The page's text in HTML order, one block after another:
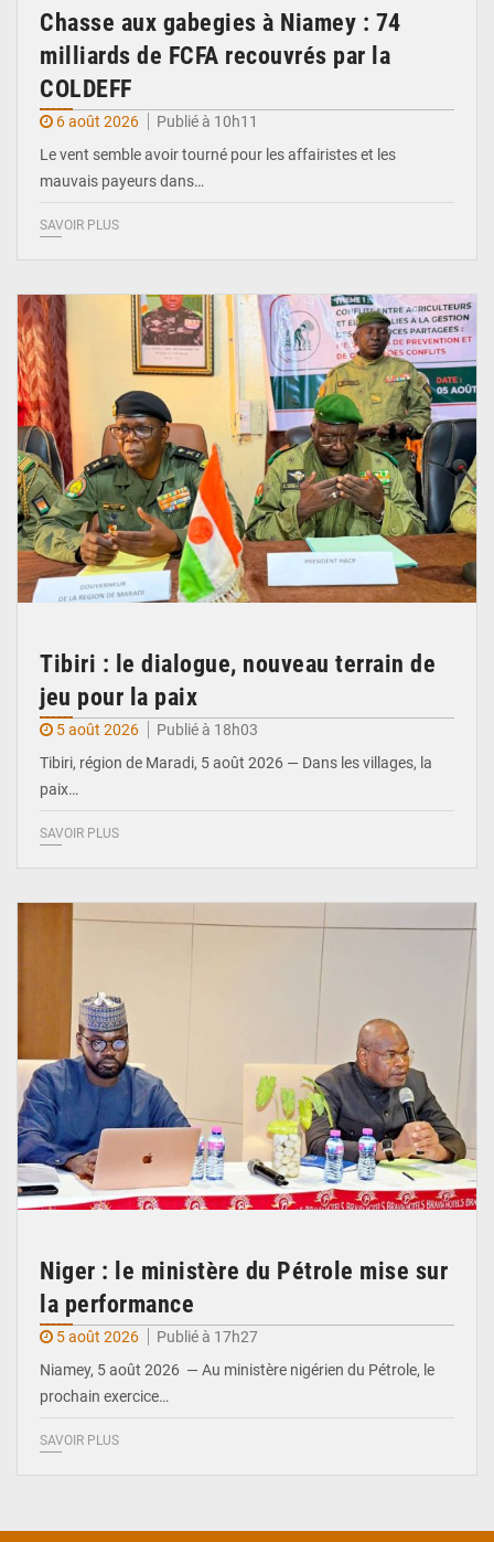
Chasse aux gabegies à Niamey : 74
milliards de FCFA recouvrés par la
COLDEFF
6 août 2026
Publié à 10h11
Le vent semble avoir tourné pour les affairistes et les
mauvais payeurs dans…
SAVOIR PLUS
Tibiri : le dialogue, nouveau terrain de
jeu pour la paix
5 août 2026
Publié à 18h03
Tibiri, région de Maradi, 5 août 2026 — Dans les villages, la
paix…
SAVOIR PLUS
Niger : le ministère du Pétrole mise sur
la performance
5 août 2026
Publié à 17h27
Niamey, 5 août 2026 — Au ministère nigérien du Pétrole, le
prochain exercice…
SAVOIR PLUS